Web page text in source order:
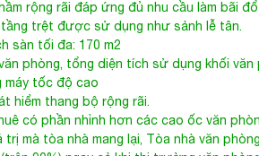
tầng trệt được sử dụng như sảnh lễ tân.
sàn tối đa: 170 m2
phòng, tổng diện tích sử dụng khối văn
máy tốc độ cao
hiểm thang bộ rộng rãi.
có phần nhỉnh hơn các cao ốc văn
trị mà tòa nhà mang lại,Tòa nhà văn
90%) ngay cả khi thị trường văn